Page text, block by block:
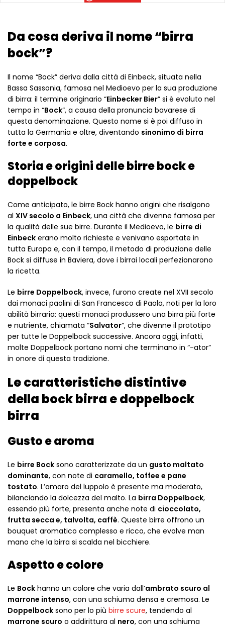
Da cosa deriva il nome “birra
bock”?
Il nome “Bock” deriva dalla città di Einbeck, situata nella
Bassa Sassonia, famosa nel Medioevo per la sua produzione
di birra: il termine originario “Einbecker Bier” si è evoluto nel
tempo in “Bock“, a causa della pronuncia bavarese di
questa denominazione. Questo nome si è poi diffuso in
tutta la Germania e oltre, diventando sinonimo di birra
forte e corposa.
Storia e origini delle birre bock e
doppelbock
Come anticipato, le birre Bock hanno origini che risalgono
al XIV secolo a Einbeck, una città che divenne famosa per
la qualità delle sue birre. Durante il Medioevo, le birre di
Einbeck erano molto richieste e venivano esportate in
tutta Europa e, con il tempo, il metodo di produzione delle
Bock si diffuse in Baviera, dove i birrai locali perfezionarono
la ricetta.
Le birre Doppelbock, invece, furono create nel XVII secolo
dai monaci paolini di San Francesco di Paola, noti per la loro
abilità birraria: questi monaci produssero una birra più forte
e nutriente, chiamata “Salvator“, che divenne il prototipo
per tutte le Doppelbock successive. Ancora oggi, infatti,
molte Doppelbock portano nomi che terminano in “-ator”
in onore di questa tradizione.
Le caratteristiche distintive
della bock birra e doppelbock
birra
Gusto e aroma
Le birre Bock sono caratterizzate da un gusto maltato
dominante, con note di caramello, toffee e pane
tostato. L’amaro del luppolo è presente ma moderato,
bilanciando la dolcezza del malto. La birra Doppelbock,
essendo più forte, presenta anche note di cioccolato,
frutta secca e, talvolta, caffè. Queste birre offrono un
bouquet aromatico complesso e ricco, che evolve man
mano che la birra si scalda nel bicchiere.
Aspetto e colore
Le Bock hanno un colore che varia dall’ambrato scuro al
marrone intenso, con una schiuma densa e cremosa. Le
Doppelbock sono per lo più birre scure, tendendo al
marrone scuro o addirittura al nero, con una schiuma